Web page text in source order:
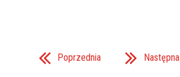
Poprzednia Następna